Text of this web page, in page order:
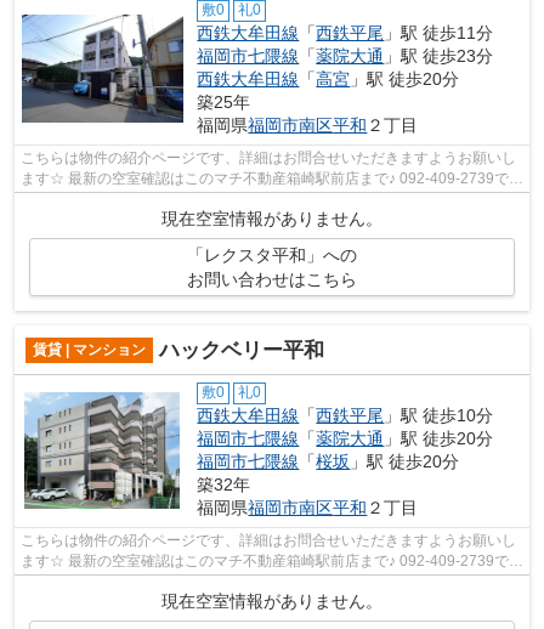
敷0 礼0
西鉄大牟田線 「西鉄平尾 」駅 徒歩11分
福岡市七隈線 「薬院大通 」駅 徒歩23分
西鉄大牟田線 「高宮 」駅 徒歩20分
築25年
福岡県福岡市南区平和 ２丁目
こちらは物件の紹介ページです、詳細はお問合せいただきますようお願いし
ます☆ 最新の空室確認はこのマチ不動産箱崎駅前店まで♪ 092-409-2739で
現在空室情報がありません。
「レクスタ平和」への
お問い合わせはこちら
賃貸 | マンション ハックベリー平和
敷0 礼0
西鉄大牟田線 「西鉄平尾 」駅 徒歩10分
福岡市七隈線 「薬院大通 」駅 徒歩20分
福岡市七隈線 「桜坂 」駅 徒歩20分
築32年
福岡県福岡市南区平和 ２丁目
こちらは物件の紹介ページです、詳細はお問合せいただきますようお願いし
ます☆ 最新の空室確認はこのマチ不動産箱崎駅前店まで♪ 092-409-2739で
す！迅速に対応致します！！！！！♪
現在空室情報がありません。